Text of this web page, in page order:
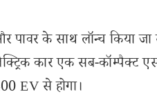
के साथ लॉन्च किया जा
कार एक सब-कॉम्पैक्ट
EV से होगा।